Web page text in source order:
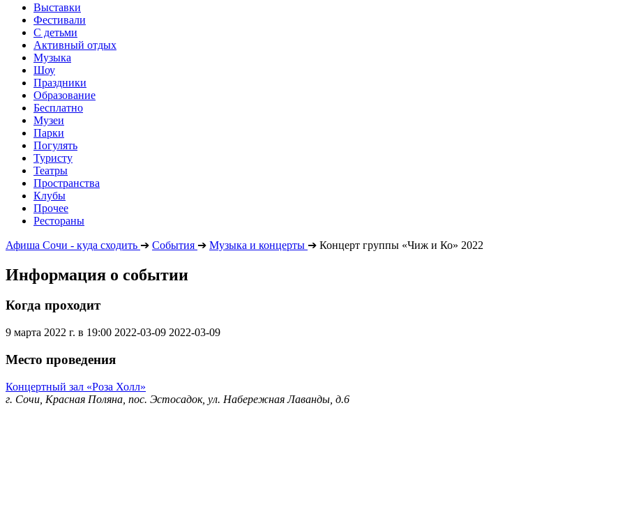
Выставки
Фестивали
С детьми
Активный отдых
Музыка
Шоу
Праздники
Образование
Бесплатно
Музеи
Парки
Погулять
Туристу
Театры
Пространства
Клубы
Прочее
Рестораны
Афиша Сочи - куда сходить ➔ События ➔ Музыка и концерты ➔ Концерт группы «Чиж и Ко» 2022
Информация о событии
Когда проходит
9 марта 2022 г. в 19:00 2022-03-09 2022-03-09
Место проведения
Концертный зал «Роза Холл»
г. Сочи, Красная Поляна, пос. Эстосадок, ул. Набережная Лаванды, д.6